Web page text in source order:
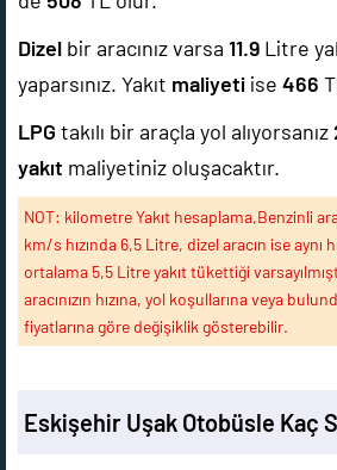
Dizel bir aracınız varsa 11.9 Litre
yaparsınız. Yakıt maliyeti ise 466
LPG takılı bir araçla yol alıyorsanız
yakıt maliyetiniz oluşacaktır.
NOT: kilometre Yakıt hesaplama,Benzinli
km/s hızında 6,5 Litre, dizel aracın ise aynı
ortalama 5,5 Litre yakıt tükettiği
aracınızın hızına, yol koşullarına veya
fiyatlarına göre değişiklik gösterebilir.
Eskişehir Uşak Otobüsle Kaç